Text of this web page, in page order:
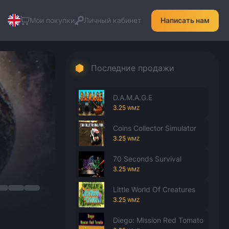
Мои покупки Личный кабинет Написать нам
Последние продажи
D.A.M.A.G.E
3.25 WMZ
Coins Collector Simulator
3.25 WMZ
70 Seconds Survival
3.25 WMZ
Little World Of Creatures
3.25 WMZ
Diego: Mission Red Tomato